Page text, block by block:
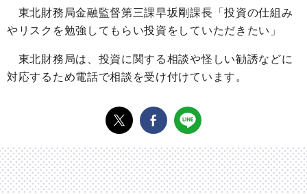
東北財務局金融監督第三課早坂剛課長「投資の仕組み
やリスクを勉強してもらい投資をしていただきたい」
東北財務局は、投資に関する相談や怪しい勧誘などに
対応するため電話で相談を受け付けています。